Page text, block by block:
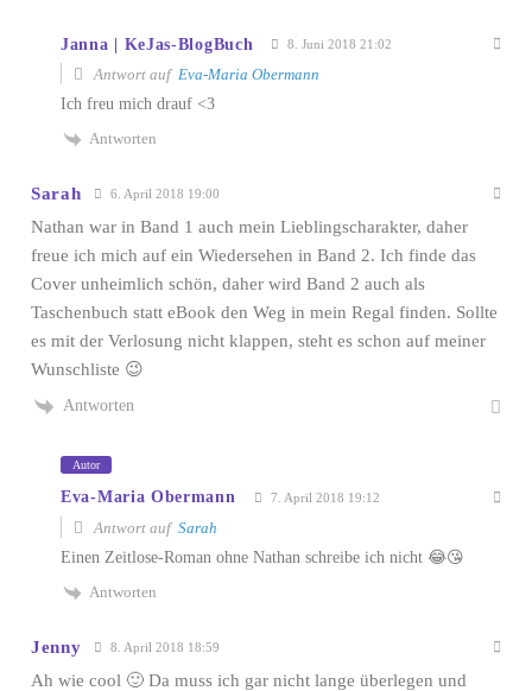
Janna | KeJas-BlogBuch 8. Juni 2018 21:02
Antwort auf Eva-Maria Obermann
Ich freu mich drauf <3
Antworten
Sarah 6. April 2018 19:00
Nathan war in Band 1 auch mein Lieblingscharakter, daher
freue ich mich auf ein Wiedersehen in Band 2. Ich finde das
Cover unheimlich schön, daher wird Band 2 auch als
Taschenbuch statt eBook den Weg in mein Regal finden. Sollte
es mit der Verlosung nicht klappen, steht es schon auf meiner
Wunschliste 😉
Antworten
Autor
Eva-Maria Obermann 7. April 2018 19:12
Antwort auf Sarah
Einen Zeitlose-Roman ohne Nathan schreibe ich nicht 😂😘
Antworten
Jenny 8. April 2018 18:59
Ah wie cool 🙂 Da muss ich gar nicht lange überlegen und